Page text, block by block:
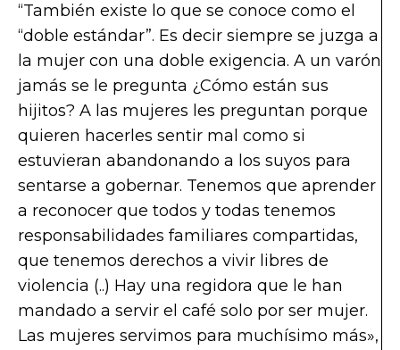
“También existe lo que se conoce como el
“doble estándar”. Es decir siempre se juzga a
la mujer con una doble exigencia. A un varón
jamás se le pregunta ¿Cómo están sus
hijitos? A las mujeres les preguntan porque
quieren hacerles sentir mal como si
estuvieran abandonando a los suyos para
sentarse a gobernar. Tenemos que aprender
a reconocer que todos y todas tenemos
responsabilidades familiares compartidas,
que tenemos derechos a vivir libres de
violencia (..) Hay una regidora que le han
mandado a servir el café solo por ser mujer.
Las mujeres servimos para muchísimo más»,